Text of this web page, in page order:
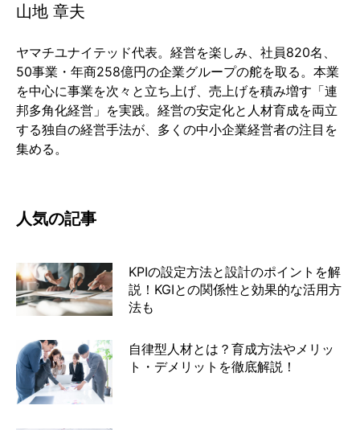
山地 章夫
ヤマチユナイテッド代表。経営を楽しみ、社員820名、
50事業・年商258億円の企業グループの舵を取る。本業
を中心に事業を次々と立ち上げ、売上げを積み増す「連
邦多角化経営」を実践。経営の安定化と人材育成を両立
する独自の経営手法が、多くの中小企業経営者の注目を
集める。
人気の記事
KPIの設定方法と設計のポイントを解
説！KGIとの関係性と効果的な活用方
法も
自律型人材とは？育成方法やメリッ
ト・デメリットを徹底解説！